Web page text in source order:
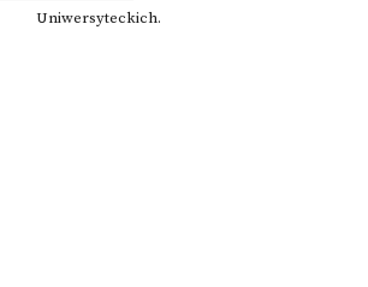
Uniwersyteckich.